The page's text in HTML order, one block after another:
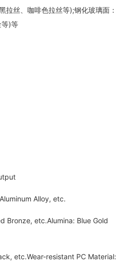
丝、咖啡色拉丝等);钢化玻璃面：
等)等
Alloy, etc.
Bronze, etc.Alumina: Blue Gold
etc.Wear-resistant PC Material: